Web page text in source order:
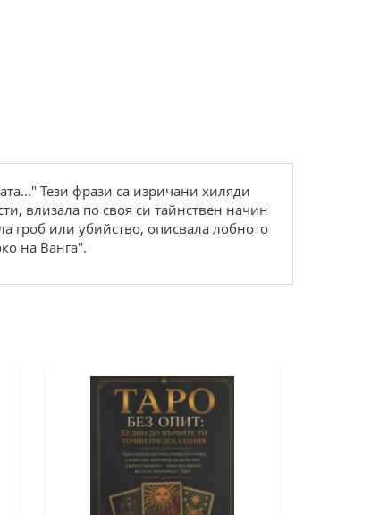
Тези фрази са изричани хиляди
влизала по своя си тайнствен начин
гроб или убийство, описвала лобното
на Ванга".